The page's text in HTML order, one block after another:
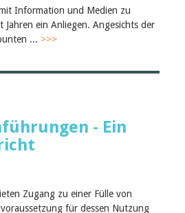
Information und Medien zu
ein Anliegen. Angesichts der
... >>>
- Ein
Zugang zu einer Fülle von
für dessen Nutzung